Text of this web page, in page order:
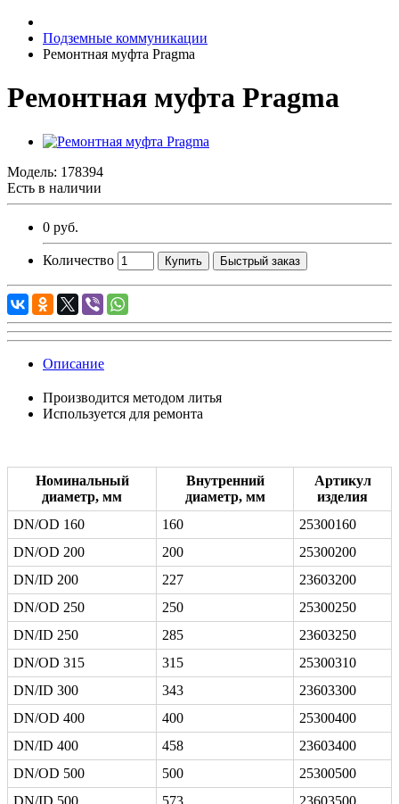
Подземные коммуникации
Ремонтная муфта Pragma
Ремонтная муфта Pragma
Модель: 178394
Есть в наличии
0 руб.
Количество Купить Быстрый заказ
Описание
Производится методом литья
Используется для ремонта
Номинальный
диаметр, мм
Внутренний
диаметр, мм
Артикул
изделия
DN/OD 160
160
25300160
DN/OD 200
200
25300200
DN/ID 200
227
23603200
DN/OD 250
250
25300250
DN/ID 250
285
23603250
DN/OD 315
315
25300310
DN/ID 300
343
23603300
DN/OD 400
400
25300400
DN/ID 400
458
23603400
DN/OD 500
500
25300500
DN/ID 500
573 23603500